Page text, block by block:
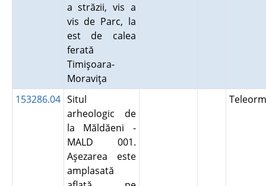
a străzii, vis a
vis de Parc, la
est de calea
ferată
Timişoara-
Moraviţa
153286.04 Situl
arheologic de
la Măldăeni -
MALD 001.
Aşezarea este
amplasată